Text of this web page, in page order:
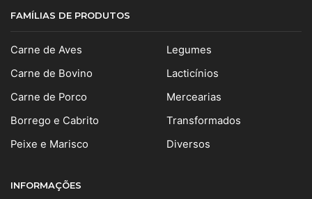
FAMÍLIAS DE PRODUTOS
Carne de Aves
Carne de Bovino
Carne de Porco
Borrego e Cabrito
Peixe e Marisco
Legumes
Lacticínios
Mercearias
Transformados
Diversos
INFORMAÇÕES